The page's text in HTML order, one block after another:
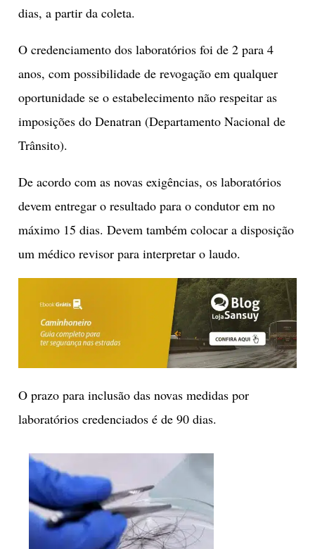
dias, a partir da coleta.
O credenciamento dos laboratórios foi de 2 para 4
anos, com possibilidade de revogação em qualquer
oportunidade se o estabelecimento não respeitar as
imposições do Denatran (Departamento Nacional de
Trânsito).
De acordo com as novas exigências, os laboratórios
devem entregar o resultado para o condutor em no
máximo 15 dias. Devem também colocar a disposição
um médico revisor para interpretar o laudo.
O prazo para inclusão das novas medidas por
laboratórios credenciados é de 90 dias.